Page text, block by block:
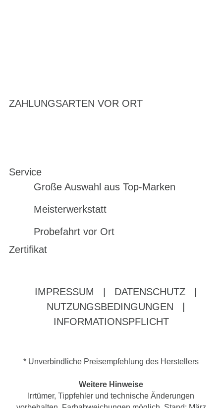
ZAHLUNGSARTEN VOR ORT
Service
Große Auswahl aus Top-Marken
Meisterwerkstatt
Probefahrt vor Ort
Zertifikat
IMPRESSUM DATENSCHUTZ
NUTZUNGSBEDINGUNGEN
INFORMATIONSPFLICHT
* Unverbindliche Preisempfehlung des Herstellers
Weitere Hinweise
Irrtümer, Tippfehler und technische Änderungen